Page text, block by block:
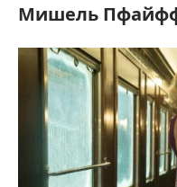
Мишель